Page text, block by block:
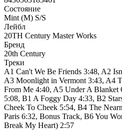
Состояние
Mint (M) S/S
Лейбл
20TH Century Master Works
Бренд
20th Century
Треки
A1 Can't We Be Friends 3:48, A2
A3 Moonlight in Vermont 3:43, A4
From Me 4:40, A5 Under A
5:08, B1 A Foggy Day 4:33, B2
Cheek To Cheek 5:54, B4 The
Paris 6:32, Bonus Track, B6 You
Break My Heart) 2:57